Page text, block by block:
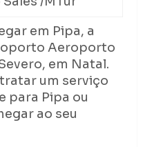
em Pipa, a
Aeroporto
em Natal.
um serviço
para Pipa ou
ao seu